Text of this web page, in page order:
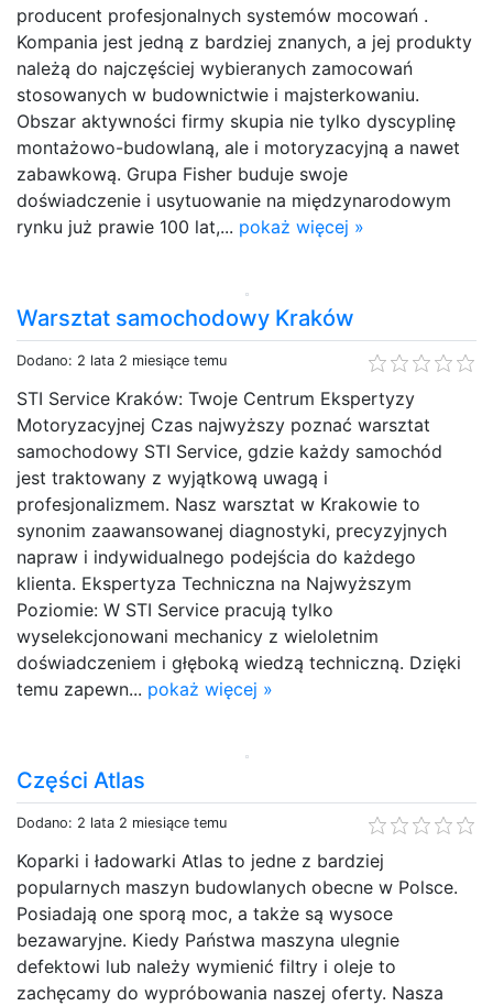
producent profesjonalnych systemów mocowań .
Kompania jest jedną z bardziej znanych, a jej produkty
należą do najczęściej wybieranych zamocowań
stosowanych w budownictwie i majsterkowaniu.
Obszar aktywności firmy skupia nie tylko dyscyplinę
montażowo-budowlaną, ale i motoryzacyjną a nawet
zabawkową. Grupa Fisher buduje swoje
doświadczenie i usytuowanie na międzynarodowym
rynku już prawie 100 lat,... pokaż więcej »
Warsztat samochodowy Kraków
Dodano: 2 lata 2 miesiące temu
STI Service Kraków: Twoje Centrum Ekspertyzy
Motoryzacyjnej Czas najwyższy poznać warsztat
samochodowy STI Service, gdzie każdy samochód
jest traktowany z wyjątkową uwagą i
profesjonalizmem. Nasz warsztat w Krakowie to
synonim zaawansowanej diagnostyki, precyzyjnych
napraw i indywidualnego podejścia do każdego
klienta. Ekspertyza Techniczna na Najwyższym
Poziomie: W STI Service pracują tylko
wyselekcjonowani mechanicy z wieloletnim
doświadczeniem i głęboką wiedzą techniczną. Dzięki
temu zapewn... pokaż więcej »
Części Atlas
Dodano: 2 lata 2 miesiące temu
Koparki i ładowarki Atlas to jedne z bardziej
popularnych maszyn budowlanych obecne w Polsce.
Posiadają one sporą moc, a także są wysoce
bezawaryjne. Kiedy Państwa maszyna ulegnie
defektowi lub należy wymienić filtry i oleje to
zachęcamy do wypróbowania naszej oferty. Nasza